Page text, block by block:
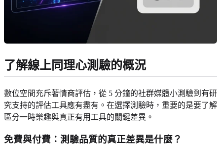
了解線上同理心測驗的概況
數位空間充斥著情商評估，從 5 分鐘的社群媒體小測驗到有研
究支持的評估工具應有盡有。在選擇測驗時，重要的是要了解
區分一時樂趣與真正有用工具的關鍵差異。
免費與付費：測驗品質的真正差異是什麼？